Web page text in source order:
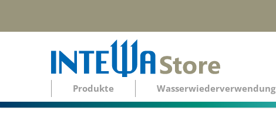
Produkte Wasserwiederverwendung